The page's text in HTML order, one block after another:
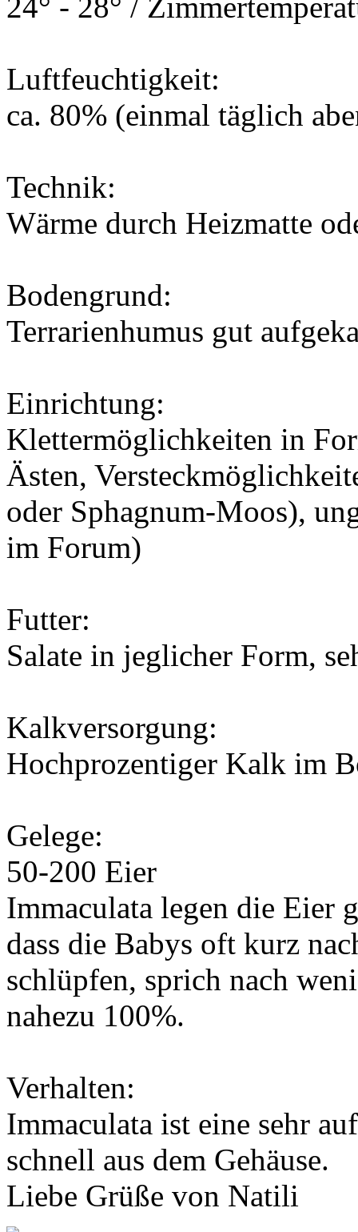
24° - 28° /
Luftfeuchtigkeit:
ca. 80% (einmal täglich
Technik:
Wärme durch Heizmatte
Bodengrund:
Terrarienhumus gut
Einrichtung:
Klettermöglichkeiten in
Ästen,
oder Sphagnum-Moos),
im Forum)
Futter:
Salate in jeglicher Form,
Kalkversorgung:
Hochprozentiger Kalk im
Gelege:
50-200 Eier
Immaculata legen die Eier
dass die Babys oft kurz
schlüpfen, sprich nach
nahezu 100%.
Verhalten:
Immaculata ist eine sehr
schnell aus dem Gehäuse.
Liebe Grüße von Natili